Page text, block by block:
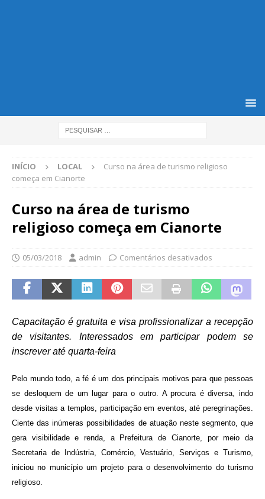
INÍCIO LOCAL
Curso na área de turismo religioso
começa em Cianorte
Curso na área de turismo
religioso começa em Cianorte
05/03/2018 admin Comentários desativados
Capacitação é gratuita e visa profissionalizar a recepção
de visitantes. Interessados em participar podem se
inscrever até quarta-feira
Pelo mundo todo, a fé é um dos principais motivos para que pessoas
se desloquem de um lugar para o outro. A procura é diversa, indo
desde visitas a templos, participação em eventos, até peregrinações.
Ciente das inúmeras possibilidades de atuação neste segmento, que
gera visibilidade e renda, a Prefeitura de Cianorte, por meio da
Secretaria de Indústria, Comércio, Vestuário, Serviços e Turismo,
iniciou no município um projeto para o desenvolvimento do turismo
religioso.